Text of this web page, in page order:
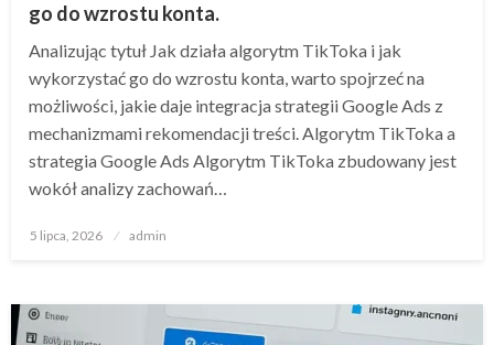
go do wzrostu konta.
Analizując tytuł Jak działa algorytm TikToka i jak
wykorzystać go do wzrostu konta, warto spojrzeć na
możliwości, jakie daje integracja strategii Google Ads z
mechanizmami rekomendacji treści. Algorytm TikToka a
strategia Google Ads Algorytm TikToka zbudowany jest
wokół analizy zachowań…
Opublikowane
5 lipca, 2026 admin